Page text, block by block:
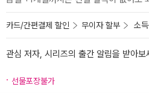
카드/간편결제 할인 무이자 할부 소
관심 저자, 시리즈의 출간 알림을 받아보
선물포장불가